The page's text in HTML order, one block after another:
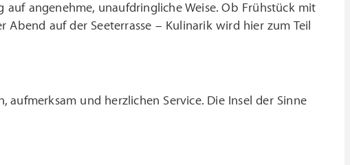
angenehme, unaufdringliche Weise. Ob Frühstück mit
auf der Seeterrasse – Kulinarik wird hier zum Teil
und herzlichen Service. Die Insel der Sinne